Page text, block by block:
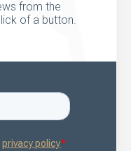
from the
of a button.